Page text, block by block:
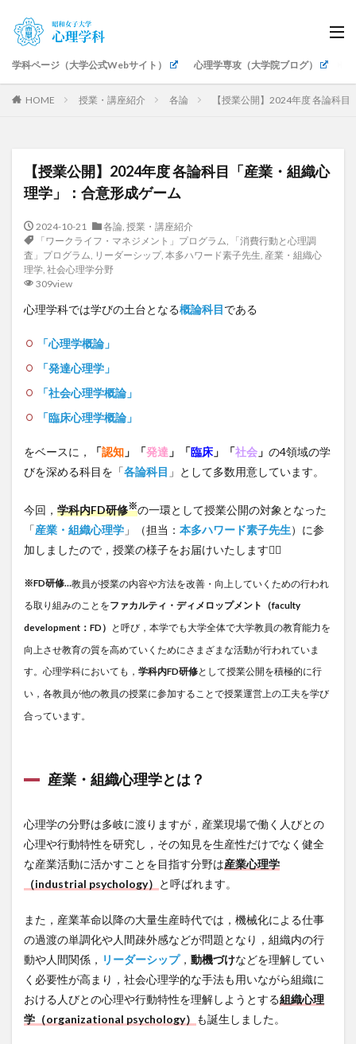
学科ページ（大学公式Webサイト） 心理学専攻（大学院ブログ）
HOME 授業・講座紹介 各論 【授業公開】2024年度 各論科
【授業公開】2024年度 各論科目「産業・組織心
理学」：合意形成ゲーム
2024-10-21 各論, 授業・講座紹介
「ワークライフ・マネジメント」プログラム,
「消費行動と心理調
査」プログラム, リーダーシップ, 本多ハワード素子先生, 産業・組織心
理学, 社会心理学分野
309view
心理学科では学びの土台となる概論科目である
「心理学概論」
「発達心理学」
「社会心理学概論」
「臨床心理学概論」
をベースに， 「認知 」 「発達 」「臨床 」「社会 」 の4領域の学
びを深める科目を「各論科目 」として多数用意しています。
今回， 学科内FD研修※の一環として授業公開の対象となった
「産業・組織心理学 」（担当： 本多ハワード素子先生）に参
加しましたので，授業の様子をお届けいたします💁‍♀️
※FD研修…教員が授業の内容や方法を改善・向上していくための行われ
る取り組みのことをファカルティ・ディメロップメント（faculty
development：FD）
と呼び，本学でも大学全体で大学教員の教育能力を
向上させ教育の質を高めていくためにさまざまな活動が行われていま
す。心理学科においても， 学科内FD研修として授業公開を積極的に行
い，各教員が他の教員の授業に参加することで授業運営上の工夫を学び
合っています。
産業・組織心理学とは？
心理学の分野は多岐に渡りますが，産業現場で働く人びとの
心理や行動特性を研究し，その知見を生産性だけでなく健全
な産業活動に活かすことを目指す分野は産業心理学
（industrial psychology） と呼ばれます。
また，産業革命以降の大量生産時代では，機械化による仕事
の過渡の単調化や人間疎外感などが問題となり，組織内の行
動や人間関係， リーダーシップ， 動機づけなどを理解してい
く必要性が高まり，社会心理学的な手法も用いながら組織に
おける人びとの心理や行動特性を理解しようとする組織心理
学（organizational psychology） も誕生しました。